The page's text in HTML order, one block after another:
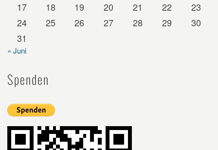
17
18 19 20 21 22
23
24
25 26 27 28 29
30
31
« Juni
Spenden